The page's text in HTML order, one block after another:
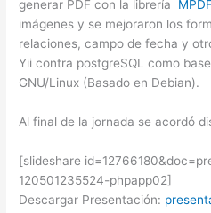
generar PDF con la librería
imágenes y se mejoraron los
relaciones, campo de fecha y
Yii contra postgreSQL como
GNU/Linux (Basado en Debian).
Al final de la jornada se acordó
[slideshare
120501235524-phpapp02]
Descargar Presentación: